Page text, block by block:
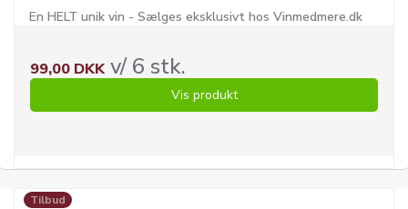
En HELT unik vin - Sælges eksklusivt hos Vinmedmere.dk
99,00 DKKv/ 6 stk.
Vis produkt
Tilbud